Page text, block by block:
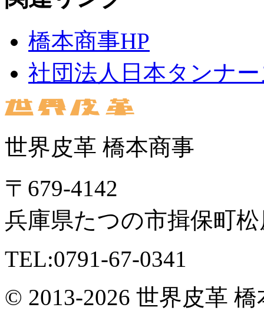
橋本商事HP
社団法人日本タンナ
世界皮革 橋本商事
〒679-4142
兵庫県たつの市揖保町松
TEL:0791-67-0341
© 2013-2026 世界皮革